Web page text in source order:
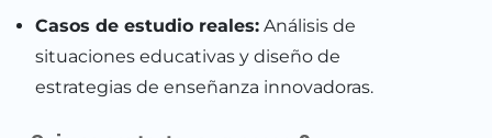
Casos de estudio reales: Análisis de
situaciones educativas y diseño de
estrategias de enseñanza innovadoras.